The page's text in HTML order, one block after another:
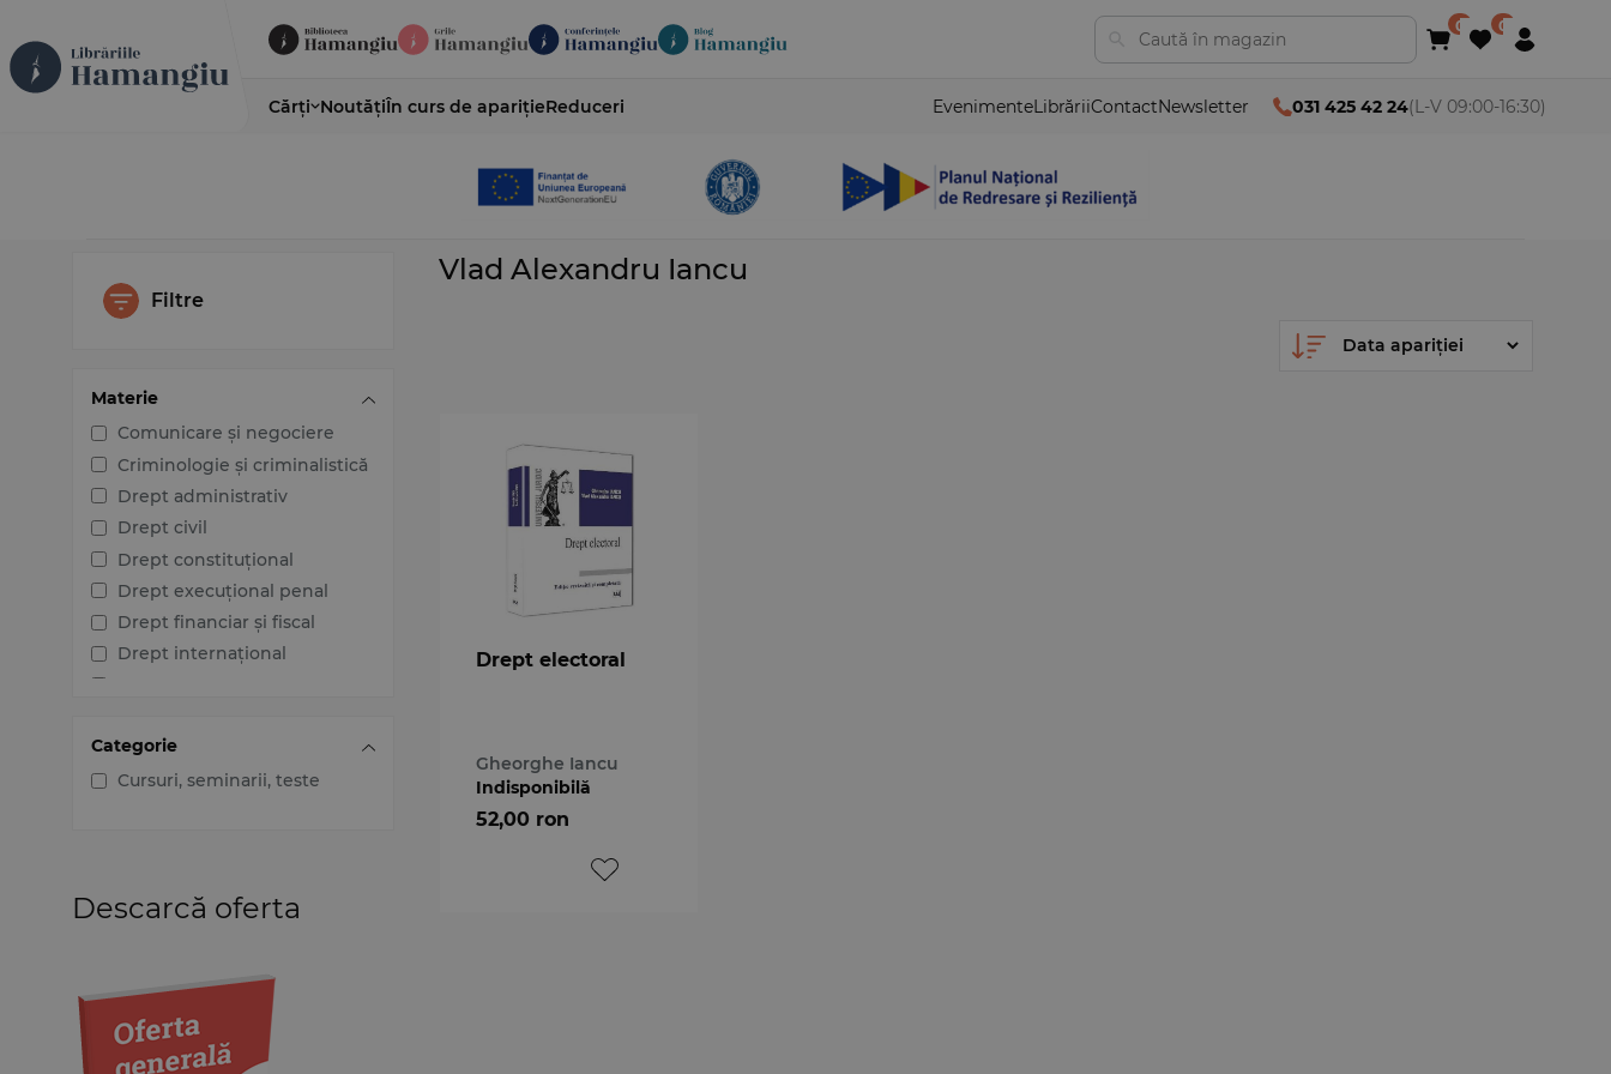
Cărți NoutățiÎn curs de aparițieReduceri EvenimenteLibrăriiContactNewsletter 031 425 42 24(L-V 09:00-16:30)
Filtre
Materie
Comunicare și negociere
Criminologie și criminalistică
Drept administrativ
Drept civil
Drept constituțional
Drept execuțional penal
Drept financiar și fiscal
Drept internațional
Drept procesual penal
Dreptul afacerilor
sociale
intelectuale
Dreptul Uniunii Europene
Jurisprudența instanțelor
Categorie
Cursuri, seminarii, teste
Descarcă oferta
Vlad Alexandru Iancu
Drept electoral
Gheorghe Iancu
Indisponibilă
52,00 ron